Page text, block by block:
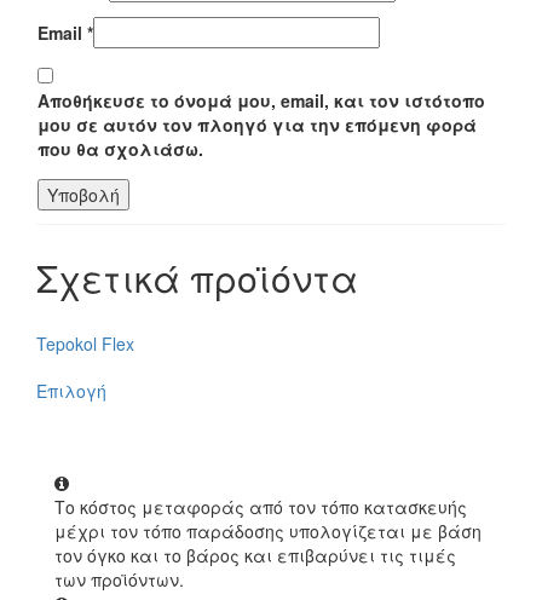
Email *
Αποθήκευσε το όνομά μου, email, και τον ιστότοπο
μου σε αυτόν τον πλοηγό για την επόμενη φορά
που θα σχολιάσω.
Σχετικά προϊόντα
Tepokol Flex
Επιλογή
Το κόστος μεταφοράς από τον τόπο κατασκευής
μέχρι τον τόπο παράδοσης υπολογίζεται με βάση
τον όγκο και το βάρος και επιβαρύνει τις τιμές
των προϊόντων.